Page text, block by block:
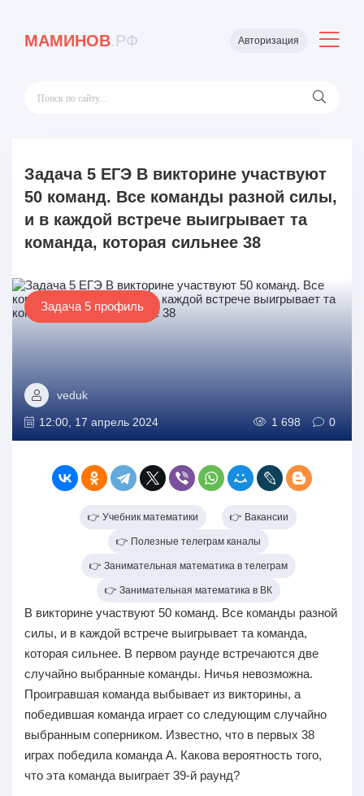
МАМИНОВ.РФ Авторизация
Задача 5 ЕГЭ В викторине участвуют
50 команд. Все команды разной силы,
и в каждой встрече выигрывает та
команда, которая сильнее 38
Задача 5 профиль
veduk
12:00, 17 апрель 2024 1 698 0
👉 Учебник математики 👉 Вакансии
👉 Полезные телеграм каналы
👉 Занимательная математика в телеграм
👉 Занимательная математика в ВК
В викторине участвуют 50 команд. Все команды разной
силы, и в каждой встрече выигрывает та команда,
которая сильнее. В первом раунде встречаются две
случайно выбранные команды. Ничья невозможна.
Проигравшая команда выбывает из викторины, а
победившая команда играет со следующим случайно
выбранным соперником. Известно, что в первых 38
играх победила команда А. Какова вероятность того,
что эта команда выиграет 39-й раунд?